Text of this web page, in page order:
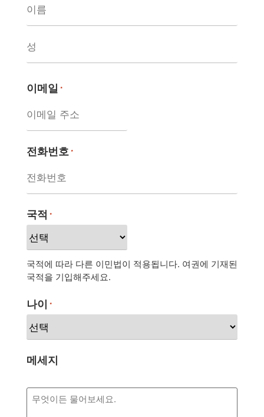
이메일 *
전화번호 *
국적 *
국적에 따라 다른 이민법이 적용됩니다. 여권에 기재된
국적을 기입해주세요.
나이 *
메세지